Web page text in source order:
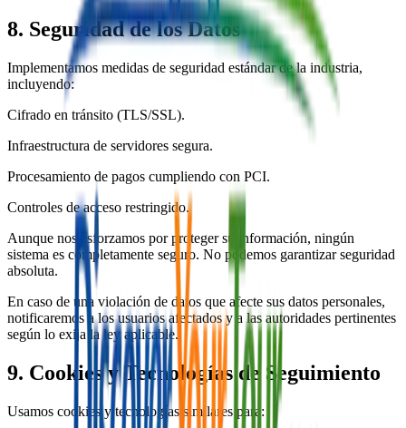
8. Seguridad de los Datos
Implementamos medidas de seguridad estándar de la industria,
incluyendo:
Cifrado en tránsito (TLS/SSL).
Infraestructura de servidores segura.
Procesamiento de pagos cumpliendo con PCI.
Controles de acceso restringido.
Aunque nos esforzamos por proteger su información, ningún
sistema es completamente seguro. No podemos garantizar seguridad
absoluta.
En caso de una violación de datos que afecte sus datos personales,
notificaremos a los usuarios afectados y a las autoridades pertinentes
según lo exija la ley aplicable.
9. Cookies y Tecnologías de Seguimiento
Usamos cookies y tecnologías similares para: